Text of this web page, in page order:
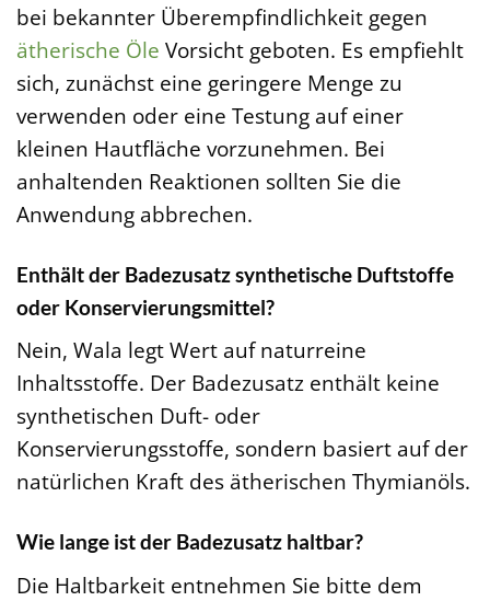
bei bekannter Überempfindlichkeit gegen
ätherische Öle Vorsicht geboten. Es empfiehlt
sich, zunächst eine geringere Menge zu
verwenden oder eine Testung auf einer
kleinen Hautfläche vorzunehmen. Bei
anhaltenden Reaktionen sollten Sie die
Anwendung abbrechen.
Enthält der Badezusatz synthetische Duftstoffe
oder Konservierungsmittel?
Nein, Wala legt Wert auf naturreine
Inhaltsstoffe. Der Badezusatz enthält keine
synthetischen Duft- oder
Konservierungsstoffe, sondern basiert auf der
natürlichen Kraft des ätherischen Thymianöls.
Wie lange ist der Badezusatz haltbar?
Die Haltbarkeit entnehmen Sie bitte dem